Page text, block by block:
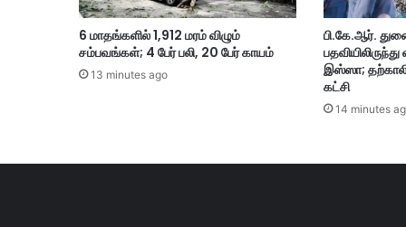
ம்
ப
சு
க்
6 மாதங்களில் 1,912 மரம் விழும்
சம்பவங்கள்; 4 பேர் பலி, 20 பேர் காயம்
13 minutes ago
பி.கே.ஆர்.
இஸ்ஸா;
கட்சி
14 minutes